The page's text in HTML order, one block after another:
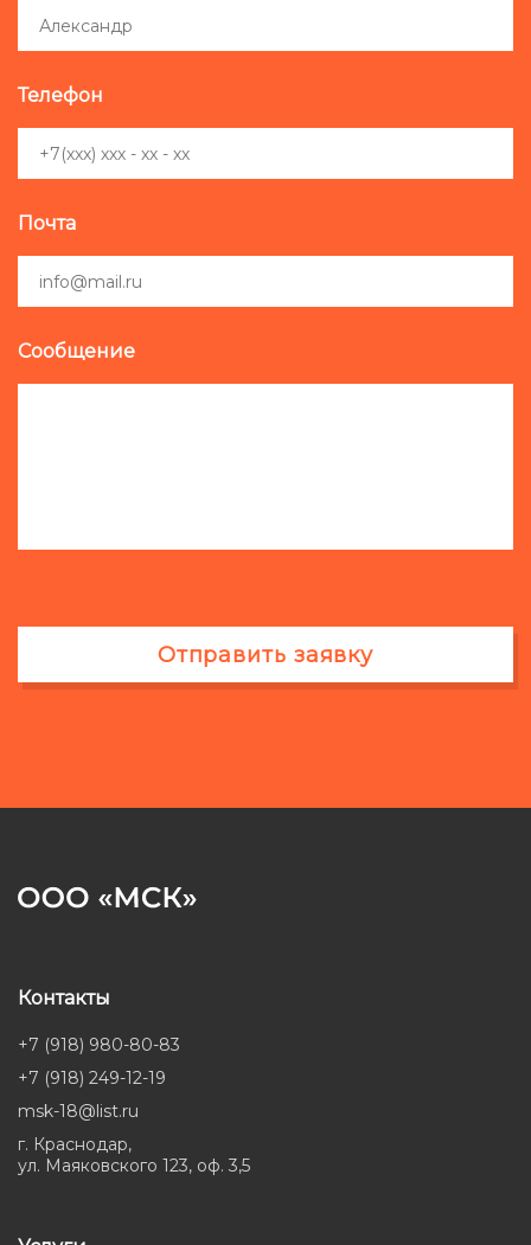
Телефон
Почта
Сообщение
Отправить заявку
Контакты
+7 (918) 980-80-83
+7 (918) 249-12-19
msk-18@list.ru
г. Краснодар,
ул. Маяковского 123, оф. 3,5